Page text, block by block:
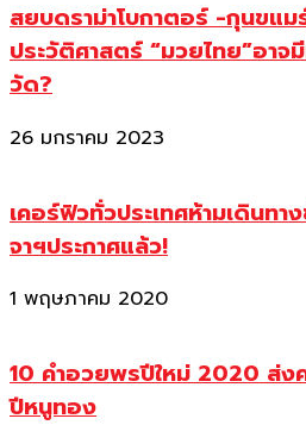
สยบดราม่าโบกาตอร์ -กุนขแ
ประวัติศาสตร์ “มวยไทย”อา
วัด?
26 มกราคม 2023
เคอร์ฟิวทั่วประเทศห้ามเดินทา
จาฯประกาศแล้ว!
1 พฤษภาคม 2020
10 คำอวยพรปีใหม่ 2020 ส่
ปีหนูทอง